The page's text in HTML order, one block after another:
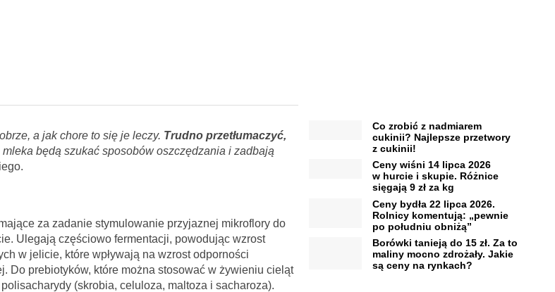
a jak chore to się je leczy. Trudno przetłumaczyć,
będą szukać sposobów oszczędzania i zadbają
za zadanie stymulowanie przyjaznej mikroflory do
Ulegają częściowo fermentacji, powodując wzrost
w jelicie, które wpływają na wzrost odporności
Do prebiotyków, które można stosować w żywieniu cieląt
(skrobia, celuloza, maltoza i sacharoza).
Co zrobić z nadmiarem
cukinii? Najlepsze przetwory
z cukinii!
Ceny wiśni 14 lipca 2026
w hurcie i skupie. Różnice
sięgają 9 zł za kg
Ceny bydła 22 lipca 2026.
Rolnicy komentują: „pewnie
po południu obniżą”
Borówki tanieją do 15 zł. Za to
maliny mocno zdrożały. Jakie
są ceny na rynkach?